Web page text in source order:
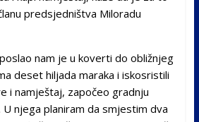
predsjedništva Miloradu
nam je u koverti do obližnjeg
deset hiljada maraka i iskosristili
i namještaj, započeo gradnju
njega planiram da smjestim dva